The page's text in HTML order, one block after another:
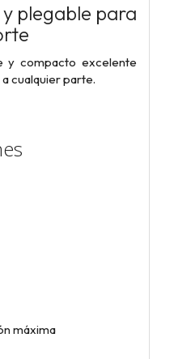
plegable para
y compacto excelente
cualquier parte.
máxima